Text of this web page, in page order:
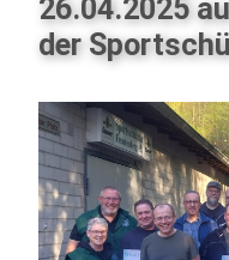
26.04.2025
der